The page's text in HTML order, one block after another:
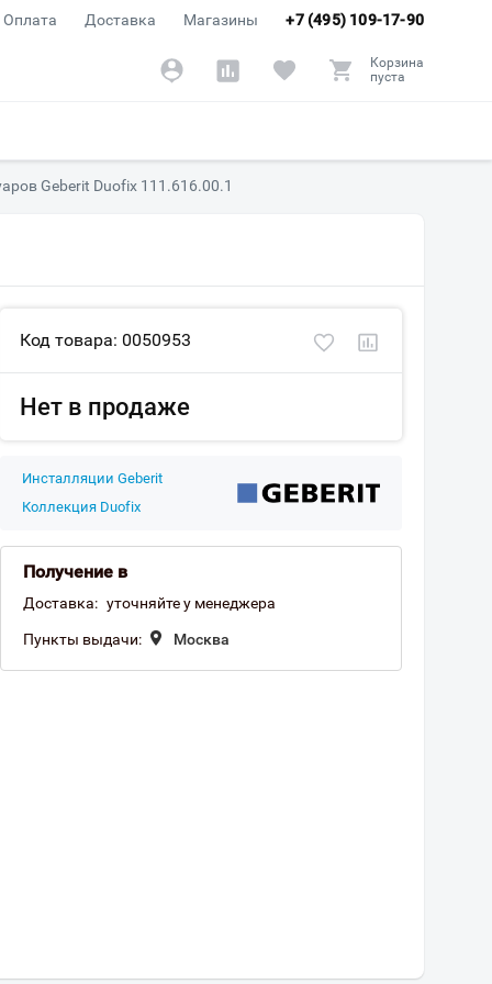
+7 (495) 109-17-90
Оплата Доставка Магазины
Корзина
пуста
Geberit Duofix 111.616.00.1
Код товара: 0050953
Нет в продаже
Инсталляции Geberit
Коллекция Duofix
Получение в
Доставка: уточняйте у менеджера
Пункты выдачи: Москва